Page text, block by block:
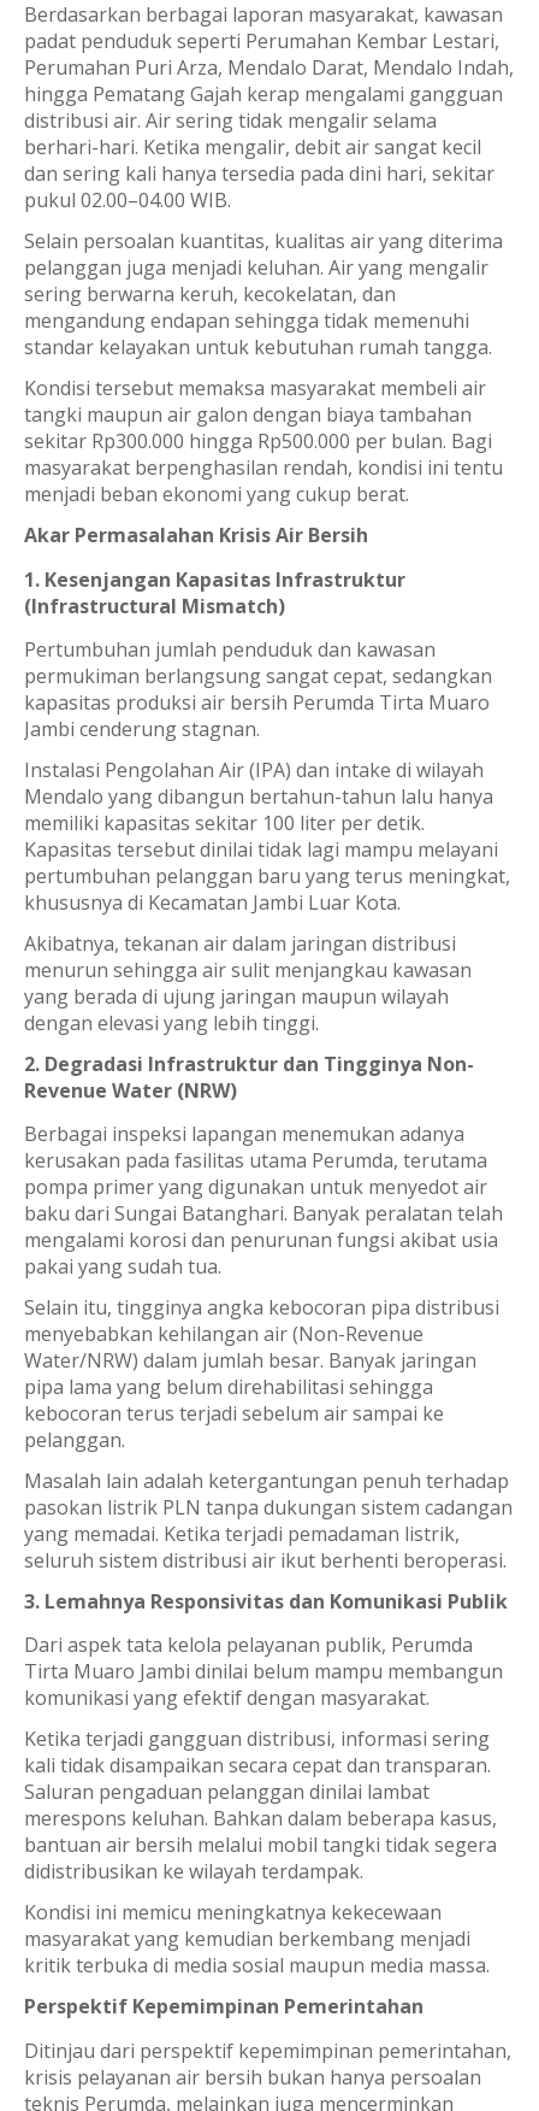
Berdasarkan berbagai laporan masyarakat, kawasan
padat penduduk seperti Perumahan Kembar Lestari,
Perumahan Puri Arza, Mendalo Darat, Mendalo Indah,
hingga Pematang Gajah kerap mengalami gangguan
distribusi air. Air sering tidak mengalir selama
berhari-hari. Ketika mengalir, debit air sangat kecil
dan sering kali hanya tersedia pada dini hari, sekitar
pukul 02.00–04.00 WIB.
Selain persoalan kuantitas, kualitas air yang diterima
pelanggan juga menjadi keluhan. Air yang mengalir
sering berwarna keruh, kecokelatan, dan
mengandung endapan sehingga tidak memenuhi
standar kelayakan untuk kebutuhan rumah tangga.
Kondisi tersebut memaksa masyarakat membeli air
tangki maupun air galon dengan biaya tambahan
sekitar Rp300.000 hingga Rp500.000 per bulan. Bagi
masyarakat berpenghasilan rendah, kondisi ini tentu
menjadi beban ekonomi yang cukup berat.
Akar Permasalahan Krisis Air Bersih
1. Kesenjangan Kapasitas Infrastruktur
(Infrastructural Mismatch)
Pertumbuhan jumlah penduduk dan kawasan
permukiman berlangsung sangat cepat, sedangkan
kapasitas produksi air bersih Perumda Tirta Muaro
Jambi cenderung stagnan.
Instalasi Pengolahan Air (IPA) dan intake di wilayah
Mendalo yang dibangun bertahun-tahun lalu hanya
memiliki kapasitas sekitar 100 liter per detik.
Kapasitas tersebut dinilai tidak lagi mampu melayani
pertumbuhan pelanggan baru yang terus meningkat,
khususnya di Kecamatan Jambi Luar Kota.
Akibatnya, tekanan air dalam jaringan distribusi
menurun sehingga air sulit menjangkau kawasan
yang berada di ujung jaringan maupun wilayah
dengan elevasi yang lebih tinggi.
2. Degradasi Infrastruktur dan Tingginya Non-
Revenue Water (NRW)
Berbagai inspeksi lapangan menemukan adanya
kerusakan pada fasilitas utama Perumda, terutama
pompa primer yang digunakan untuk menyedot air
baku dari Sungai Batanghari. Banyak peralatan telah
mengalami korosi dan penurunan fungsi akibat usia
pakai yang sudah tua.
Selain itu, tingginya angka kebocoran pipa distribusi
menyebabkan kehilangan air (Non-Revenue
Water/NRW) dalam jumlah besar. Banyak jaringan
pipa lama yang belum direhabilitasi sehingga
kebocoran terus terjadi sebelum air sampai ke
pelanggan.
Masalah lain adalah ketergantungan penuh terhadap
pasokan listrik PLN tanpa dukungan sistem cadangan
yang memadai. Ketika terjadi pemadaman listrik,
seluruh sistem distribusi air ikut berhenti beroperasi.
3. Lemahnya Responsivitas dan Komunikasi Publik
Dari aspek tata kelola pelayanan publik, Perumda
Tirta Muaro Jambi dinilai belum mampu membangun
komunikasi yang efektif dengan masyarakat.
Ketika terjadi gangguan distribusi, informasi sering
kali tidak disampaikan secara cepat dan transparan.
Saluran pengaduan pelanggan dinilai lambat
merespons keluhan. Bahkan dalam beberapa kasus,
bantuan air bersih melalui mobil tangki tidak segera
didistribusikan ke wilayah terdampak.
Kondisi ini memicu meningkatnya kekecewaan
masyarakat yang kemudian berkembang menjadi
kritik terbuka di media sosial maupun media massa.
Perspektif Kepemimpinan Pemerintahan
Ditinjau dari perspektif kepemimpinan pemerintahan,
krisis pelayanan air bersih bukan hanya persoalan
teknis Perumda, melainkan juga mencerminkan